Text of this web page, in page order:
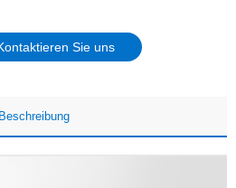
Sie uns
Beschreibung